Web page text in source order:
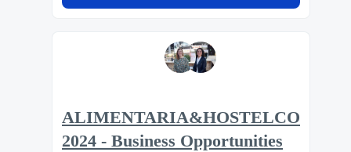
ALIMENTARIA&HOSTELCO
2024 - Business Opportunities